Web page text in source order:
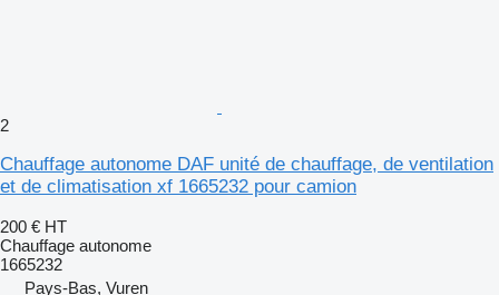
2
Chauffage autonome DAF unité de chauffage, de ventilation
et de climatisation xf 1665232 pour camion
200 € HT
Chauffage autonome
1665232
Pays-Bas, Vuren